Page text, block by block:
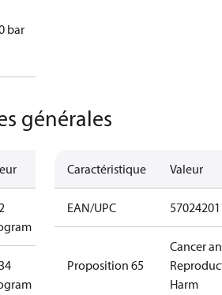
bar
générales
Caractéristique Valeur
EAN/UPC
Proposition 65
Cancer
Harm